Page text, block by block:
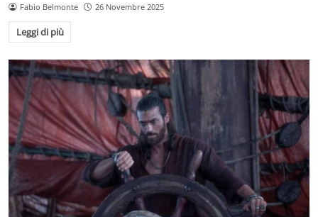
Fabio Belmonte 26 Novembre 2025
Leggi di più